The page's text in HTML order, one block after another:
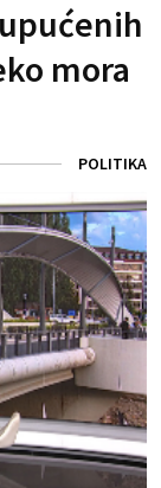
mora
POLITIKA